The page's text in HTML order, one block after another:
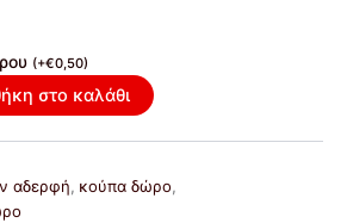
(+€0,50)
στο καλάθι
αδερφή, κούπα δώρο,